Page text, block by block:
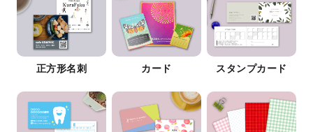
正方形名刺 カード スタンプカード